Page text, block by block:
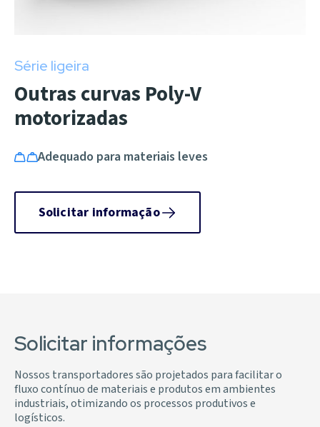
Série ligeira
Outras curvas Poly-V
motorizadas
Adequado para materiais leves
Solicitar informação
Solicitar informações
Nossos transportadores são projetados para facilitar o
fluxo contínuo de materiais e produtos em ambientes
industriais, otimizando os processos produtivos e
logísticos.